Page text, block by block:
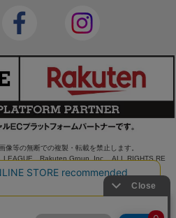
像等の無断での複製・転載を禁止します。
LEAGUE Rakuten Group, Inc. ALL RIGHTS RE
SERVED.